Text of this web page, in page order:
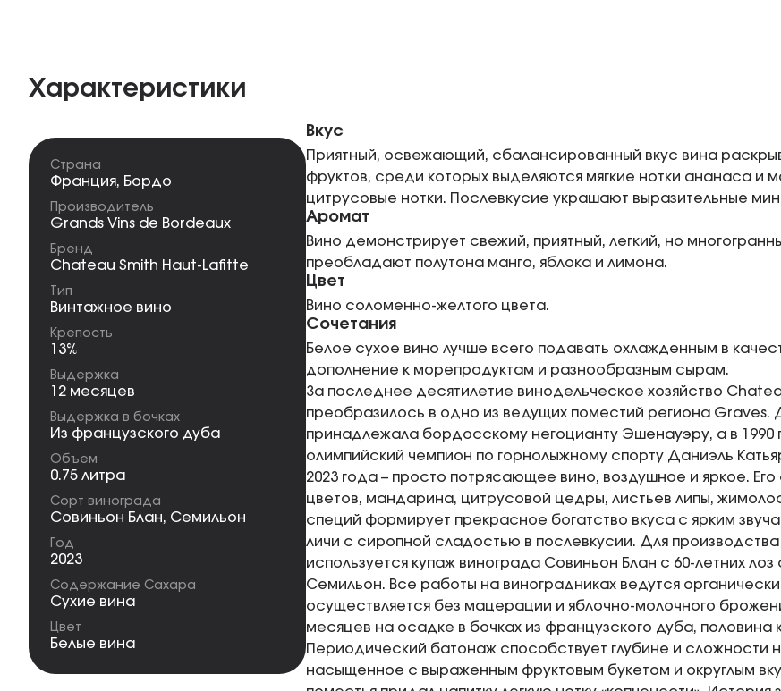
Характеристики
Страна
Франция, Бордо
Производитель
Grands Vins de Bordeauх
Бренд
Chateau Smith Haut-Lafitte
Тип
Винтажное вино
Крепость
13%
Выдержка
12 месяцев
Выдержка в бочках
Из французского дуба
Объем
0.75 литра
Сорт винограда
Совиньон Блан, Семильон
Год
2023
Содержание Сахара
Сухие вина
Цвет
Белые вина
Вкус
Приятный, освежающий, сбалансированный вкус вина
фруктов, среди которых выделяются мягкие нотки ананаса и
цитрусовые нотки. Послевкусие украшают выразительные
Аромат
Вино демонстрирует свежий, приятный, легкий, но
преобладают полутона манго, яблока и лимона.
Цвет
Вино соломенно-желтого цвета.
Сочетания
Белое сухое вино лучше всего подавать охлажденным в
дополнение к морепродуктам и разнообразным сырам.
За последнее десятилетие винодельческое хозяйство
преобразилось в одно из ведущих поместий региона Graves.
принадлежала бордосскому негоцианту Эшенауэру, а в 1990
олимпийский чемпион по горнолыжному спорту Даниэль
2023 года – просто потрясающее вино, воздушное и яркое.
цветов, мандарина, цитрусовой цедры, листьев липы,
специй формирует прекрасное богатство вкуса с ярким
личи с сиропной сладостью в послевкусии. Для
используется купаж винограда Совиньон Блан с 60-летних
Семильон. Все работы на виноградниках ведутся
осуществляется без мацерации и яблочно-молочного
месяцев на осадке в бочках из французского дуба, половина
Периодический батонаж способствует глубине и сложности
насыщенное с выраженным фруктовым букетом и округлым